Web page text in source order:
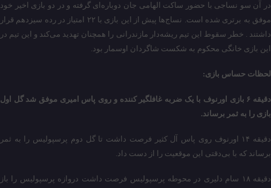
در آن سو نساجی با حضور ساکت الهامی جان دوباره‌ای گرفته و در دو بازی اخیر خود
موفق به برتری شده است. نساج‌ها پیش از این بازی با ۲۲ امتیاز در رده سیزدهم قرار
داشتند . خطر سقوط این تیم ریشه‌دار مازندرانی را همچنان تهدید می‌کند و این تیم در
این بازی خانگی محکوم به شکست شاگردان اوسمار بود.
لحظات حساس بازی:
دقیقه ۶ بازی اورنوف با یک ضربه غافلگیر کننده و روی پاس امیری موفق شد گل اول
بازی را به ثمر برساند.
دقیقه ١۴ اورنوف روی پاس آل کثیر فرصت داشت تا گل دوم پرسپولیس را به ثمر
برساند که با بی‌دقتی این موقعیت را از دست داد.
دقیقه ۱۸ سام دلیری در محوطه پرسپولیس فرصت داشت دروازه پرسپولیس را باز